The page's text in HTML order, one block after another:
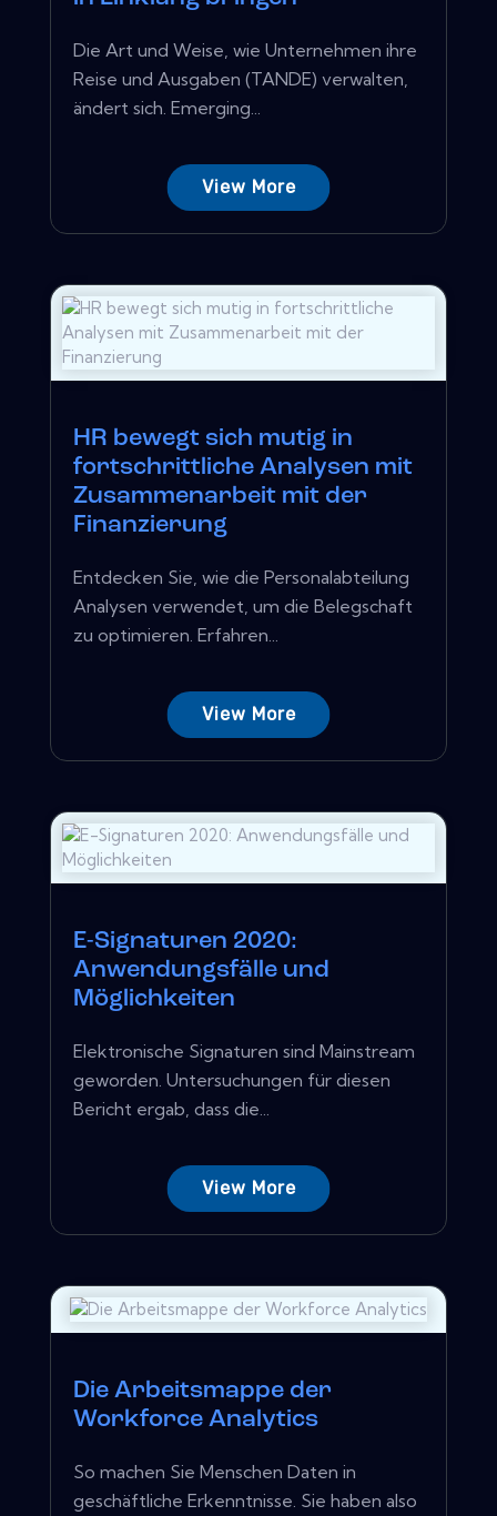
Die Art und Weise, wie Unternehmen ihre
Reise und Ausgaben (TANDE) verwalten,
ändert sich. Emerging...
View More
HR bewegt sich mutig in
fortschrittliche Analysen mit
Zusammenarbeit mit der
Finanzierung
Entdecken Sie, wie die Personalabteilung
Analysen verwendet, um die Belegschaft
zu optimieren. Erfahren...
View More
E-Signaturen 2020:
Anwendungsfälle und
Möglichkeiten
Elektronische Signaturen sind Mainstream
geworden. Untersuchungen für diesen
Bericht ergab, dass die...
View More
Die Arbeitsmappe der
Workforce Analytics
So machen Sie Menschen Daten in
geschäftliche Erkenntnisse. Sie haben also